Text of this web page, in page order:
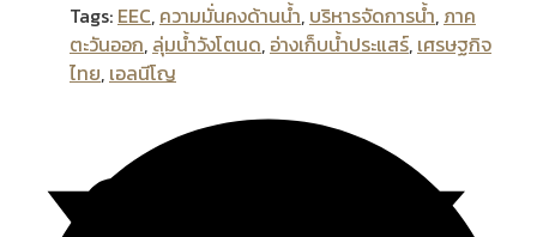
Tags: EEC, ความมั่นคงด้านน้ำ, บริหารจัดการน้ำ, ภาค
ตะวันออก, ลุ่มน้ำวังโตนด, อ่างเก็บน้ำประแสร์, เศรษฐกิจ
ไทย, เอลนีโญ